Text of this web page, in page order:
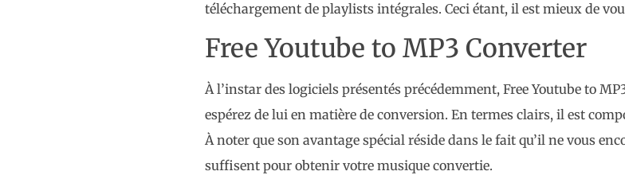
téléchargement de playlists intégrales. Ceci étant, il est mieux de
Free Youtube to MP3 Converter
À l’instar des logiciels présentés précédemment, Free Youtube to
espérez de lui en matière de conversion. En termes clairs, il est
À noter que son avantage spécial réside dans le fait qu’il ne vous
suffisent pour obtenir votre musique convertie.